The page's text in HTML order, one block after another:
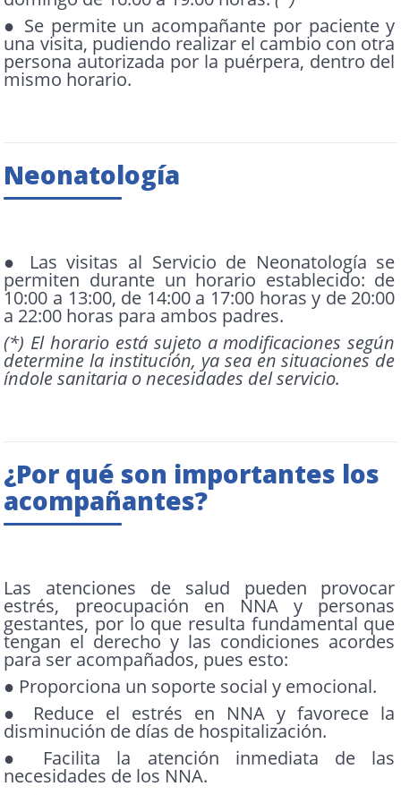
● Se permite un acompañante por paciente y
una visita, pudiendo realizar el cambio con otra
persona autorizada por la puérpera, dentro del
mismo horario.
Neonatología
● Las visitas al Servicio de Neonatología se
permiten durante un horario establecido: de
10:00 a 13:00, de 14:00 a 17:00 horas y de 20:00
a 22:00 horas para ambos padres.
(*) El horario está sujeto a modificaciones según
determine la institución, ya sea en situaciones de
índole sanitaria o necesidades del servicio.
¿Por qué son importantes los
acompañantes?
Las atenciones de salud pueden provocar
estrés, preocupación en NNA y personas
gestantes, por lo que resulta fundamental que
tengan el derecho y las condiciones acordes
para ser acompañados, pues esto:
● Proporciona un soporte social y emocional.
● Reduce el estrés en NNA y favorece la
disminución de días de hospitalización.
● Facilita la atención inmediata de las
necesidades de los NNA.